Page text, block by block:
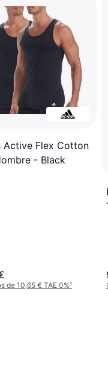
Active Flex Cotton
- Black
de 10,65 € TAE 0%¹